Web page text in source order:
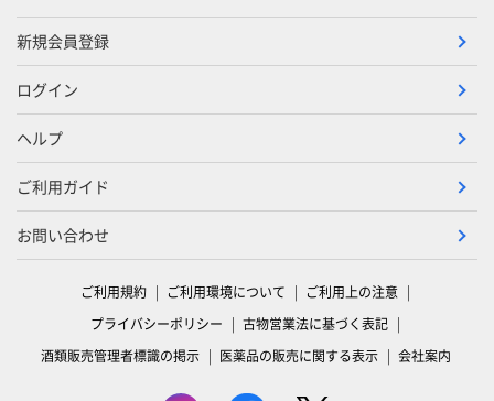
新規会員登録
ログイン
ヘルプ
ご利用ガイド
お問い合わせ
ご利用規約 ご利用環境について
ご利用上の注意
プライバシーポリシー
古物営業法に基づく表記
酒類販売管理者標識の掲示
医薬品の販売に関する表示 会社案内